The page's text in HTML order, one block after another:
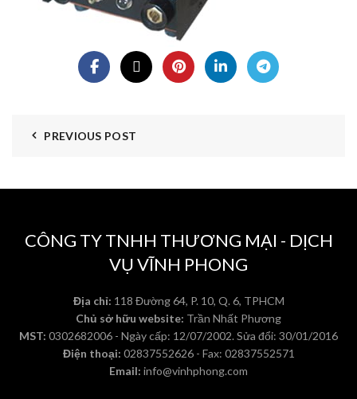
PREVIOUS POST
CÔNG TY TNHH THƯƠNG MẠI - DỊCH
VỤ VĨNH PHONG
Địa chỉ: 118 Đường 64, P. 10, Q. 6, TPHCM
Chủ sở hữu website: Trần Nhất Phương
MST: 0302682006 - Ngày cấp: 12/07/2002. Sửa đổi: 30/01/2016
Điện thoại: 02837552626 - Fax: 02837552571
Email: info@vinhphong.com